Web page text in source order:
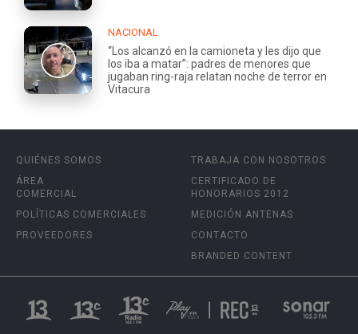
NACIONAL
“Los alcanzó en la camioneta y les dijo que
los iba a matar”: padres de menores que
jugaban ring-raja relatan noche de terror en
Vitacura
QUIÉNES SOMOS
ÁREA
COMERCIAL
POLÍTICAS COMERCIALES
PROVEEDORES
TRABAJA CON NOSOTROS
CERTIFICADO DE
HONORARIOS 2012
MEDICIÓN ANTENAS
CONTACTO
BRANDED CONTENT